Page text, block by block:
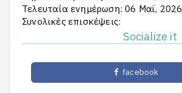
Τελευταία ενημέρωση: 06 Μαϊ, 2026
Συνολικές επισκέψεις:
Socialize it
facebook